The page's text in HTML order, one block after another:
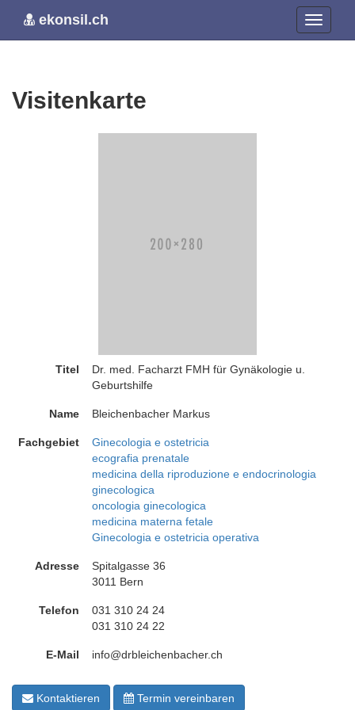
ekonsil.ch
Visitenkarte
Titel
Dr. med. Facharzt FMH für Gynäkologie u.
Geburtshilfe
Name Bleichenbacher Markus
Fachgebiet
Ginecologia e ostetricia
ecografia prenatale
medicina della riproduzione e endocrinologia
ginecologica
oncologia ginecologica
medicina materna fetale
Ginecologia e ostetricia operativa
Adresse
Spitalgasse 36
3011 Bern
Telefon
031 310 24 24
031 310 24 22
E-Mail info@drbleichenbacher.ch
Kontaktieren Termin vereinbaren